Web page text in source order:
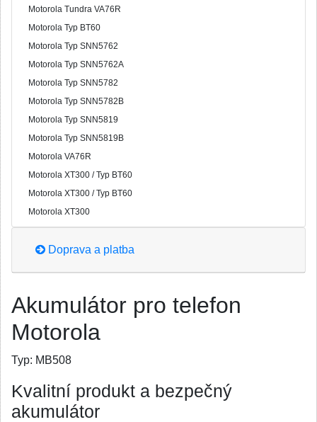
Motorola Tundra VA76R
Motorola Typ BT60
Motorola Typ SNN5762
Motorola Typ SNN5762A
Motorola Typ SNN5782
Motorola Typ SNN5782B
Motorola Typ SNN5819
Motorola Typ SNN5819B
Motorola VA76R
Motorola XT300 / Typ BT60
Motorola XT300 / Typ BT60
Motorola XT300
Doprava a platba
Akumulátor pro telefon
Motorola
Typ: MB508
Kvalitní produkt a bezpečný
akumulátor